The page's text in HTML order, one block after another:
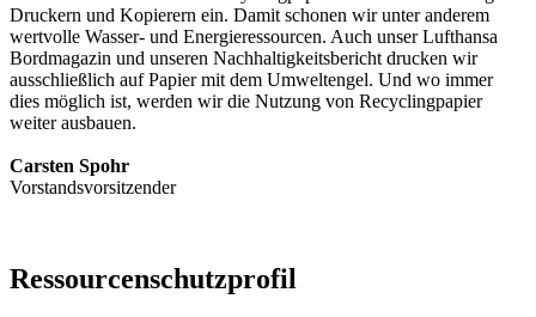
Druckern und Kopierern ein. Damit schonen wir unter anderem
wertvolle Wasser- und Energieressourcen. Auch unser Lufthansa
Bordmagazin und unseren Nachhaltigkeitsbericht drucken wir
ausschließlich auf Papier mit dem Umweltengel. Und wo immer
dies möglich ist, werden wir die Nutzung von Recyclingpapier
weiter ausbauen.
Carsten Spohr
Vorstandsvorsitzender
Ressourcenschutzprofil